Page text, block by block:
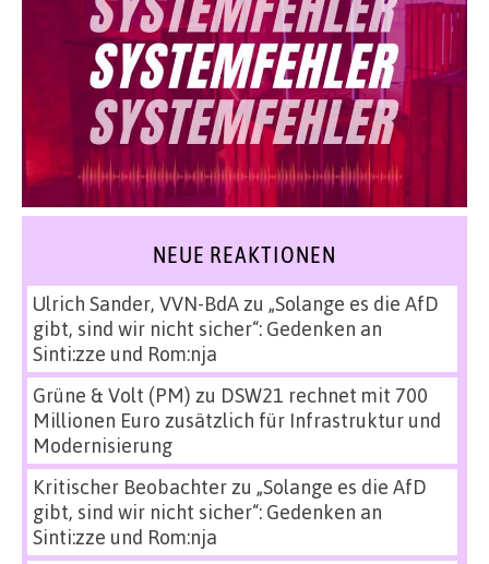
NEUE REAKTIONEN
Ulrich Sander, VVN-BdAzu „Solange es die AfD
gibt, sind wir nicht sicher“: Gedenken an
Sinti:zze und Rom:nja
Grüne & Volt (PM) zu DSW21 rechnet mit 700
Millionen Euro zusätzlich für Infrastruktur und
Modernisierung
Kritischer Beobachterzu „Solange es die AfD
gibt, sind wir nicht sicher“: Gedenken an
Sinti:zze und Rom:nja